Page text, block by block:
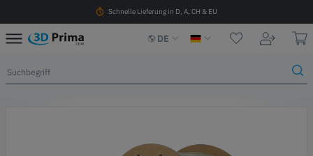
Schnelle Lieferung in D, A, CH & EU
DE